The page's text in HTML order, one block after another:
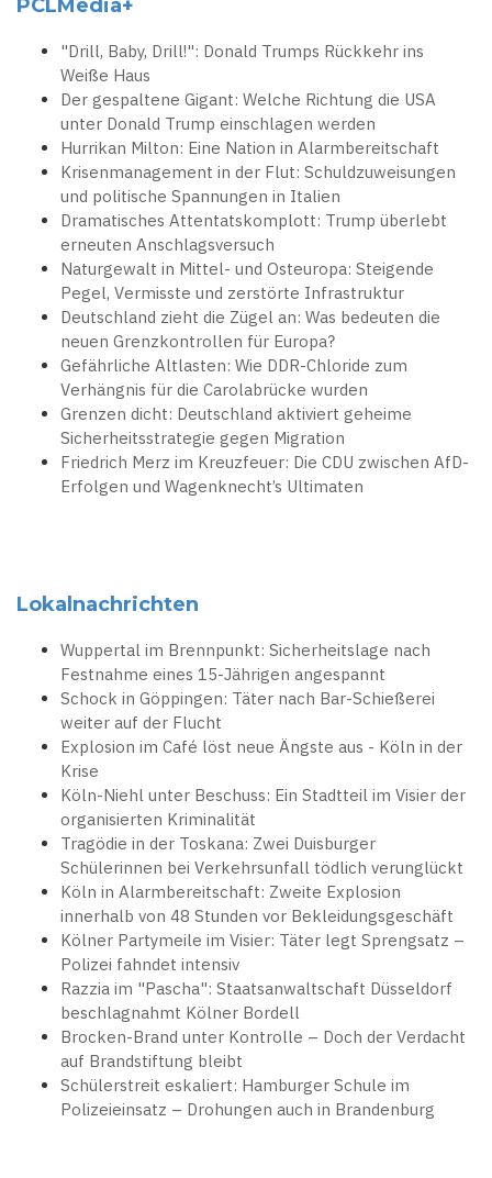
PCLMedia+
"Drill, Baby, Drill!": Donald Trumps Rückkehr ins
Weiße Haus
Der gespaltene Gigant: Welche Richtung die USA
unter Donald Trump einschlagen werden
Hurrikan Milton: Eine Nation in Alarmbereitschaft
Krisenmanagement in der Flut: Schuldzuweisungen
und politische Spannungen in Italien
Dramatisches Attentatskomplott: Trump überlebt
erneuten Anschlagsversuch
Naturgewalt in Mittel- und Osteuropa: Steigende
Pegel, Vermisste und zerstörte Infrastruktur
Deutschland zieht die Zügel an: Was bedeuten die
neuen Grenzkontrollen für Europa?
Gefährliche Altlasten: Wie DDR-Chloride zum
Verhängnis für die Carolabrücke wurden
Grenzen dicht: Deutschland aktiviert geheime
Sicherheitsstrategie gegen Migration
Friedrich Merz im Kreuzfeuer: Die CDU zwischen AfD-
Erfolgen und Wagenknecht’s Ultimaten
Lokalnachrichten
Wuppertal im Brennpunkt: Sicherheitslage nach
Festnahme eines 15-Jährigen angespannt
Schock in Göppingen: Täter nach Bar-Schießerei
weiter auf der Flucht
Explosion im Café löst neue Ängste aus - Köln in der
Krise
Köln-Niehl unter Beschuss: Ein Stadtteil im Visier der
organisierten Kriminalität
Tragödie in der Toskana: Zwei Duisburger
Schülerinnen bei Verkehrsunfall tödlich verunglückt
Köln in Alarmbereitschaft: Zweite Explosion
innerhalb von 48 Stunden vor Bekleidungsgeschäft
Kölner Partymeile im Visier: Täter legt Sprengsatz –
Polizei fahndet intensiv
Razzia im "Pascha": Staatsanwaltschaft Düsseldorf
beschlagnahmt Kölner Bordell
Brocken-Brand unter Kontrolle – Doch der Verdacht
auf Brandstiftung bleibt
Schülerstreit eskaliert: Hamburger Schule im
Polizeieinsatz – Drohungen auch in Brandenburg